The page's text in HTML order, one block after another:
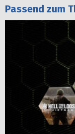
Passend zum